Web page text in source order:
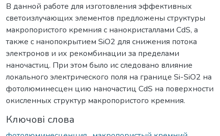
В данной работе для изготовления эффективных
светоизлучающих элементов предложены структуры
макропористого кремния с нанокристаллами СdS, а
также с нанопокрытием SiO2 для снижения потока
электронов и их рекомбинации за пределами
наночастиц. При этом было ис следовано влияние
локального электрического поля на границе Si-SiO2 на
фотолюминесцен цию наночастиц СdS на поверхности
окисленных структур макропористого кремния.
Ключові слова